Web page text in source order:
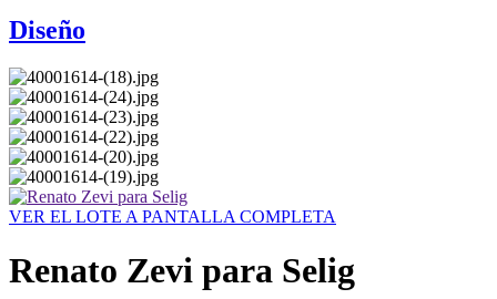
Diseño
VER EL LOTE A PANTALLA COMPLETA
Renato Zevi para Selig